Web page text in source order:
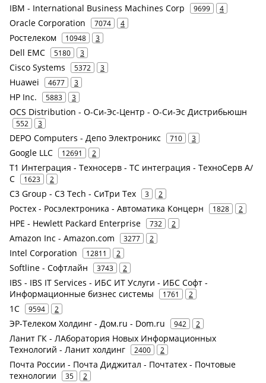
IBM - International Business Machines Corp 9699 4
Oracle Corporation 7074 4
Ростелеком 10948 3
Dell EMC 5180 3
Cisco Systems 5372 3
Huawei 4677 3
HP Inc. 5883 3
OCS Distribution - О-Си-Эс-Центр - О-Си-Эс Дистрибьюшн
552 3
DEPO Computers - Депо Электроникс 710 3
Google LLC 12691 2
Т1 Интеграция - Техносерв - ТС интеграция - ТехноСерв А/
С
1623 2
C3 Group - C3 Tech - СиТри Тех 3 2
Ростех - Росэлектроника - Автоматика Концерн 1828 2
HPE - Hewlett Packard Enterprise 732 2
Amazon Inc - Amazon.com 3277 2
Intel Corporation 12811 2
Softline - Софтлайн 3743 2
IBS - IBS IT Services - ИБС ИТ Услуги - ИБС Софт -
Информационные бизнес системы
1761 2
1С 9594 2
ЭР-Телеком Холдинг - Дом.ru - Dom.ru 942 2
Ланит ГК - ЛАборатория Новых Информационных
Технологий - Ланит холдинг
2400 2
Почта России - Почта Диджитал - Почтатех - Почтовые
технологии
35 2